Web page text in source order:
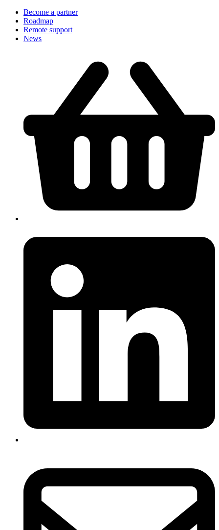
Become a partner
Roadmap
Remote support
News